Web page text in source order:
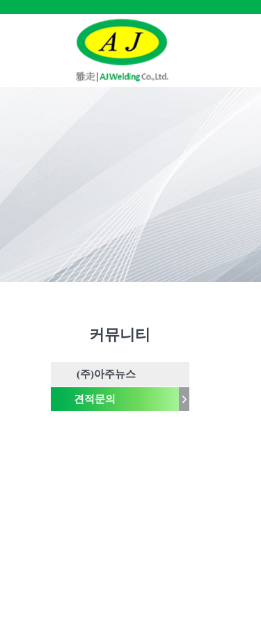
커뮤니티
(주)아주뉴스
견적문의